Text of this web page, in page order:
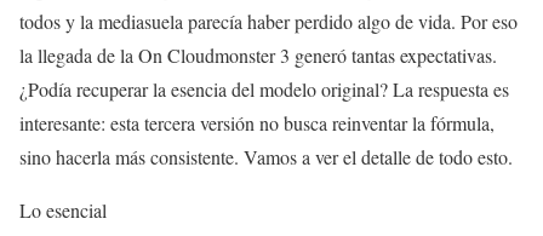
todos y la mediasuela parecía haber perdido algo de vida. Por eso
la llegada de la On Cloudmonster 3 generó tantas expectativas.
¿Podía recuperar la esencia del modelo original? La respuesta es
interesante: esta tercera versión no busca reinventar la fórmula,
sino hacerla más consistente. Vamos a ver el detalle de todo esto.
Lo esencial